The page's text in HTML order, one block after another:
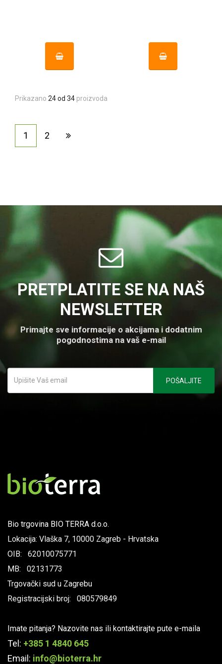
Prikazano 24 od 34 proizvoda
1 2
PRETPLATITE SE NA NAŠ
NEWSLETTER
Primajte sve informacije o akcijama i dodatnim
pogodnostima na vaš e-mail
Bio trgovina BIO TERRA d.o.o.
Lokacija: Vlaška 7, 10000 Zagreb - Hrvatska
OIB: 62010075771
MB: 02131773
Trgovački sud u Zagrebu
Registracijski broj: 080579849
Imate pitanja? Nazovite nas ili kontaktirajte pute e-maila
Tel: +385 1 4840 645
Email: info@bioterra.hr